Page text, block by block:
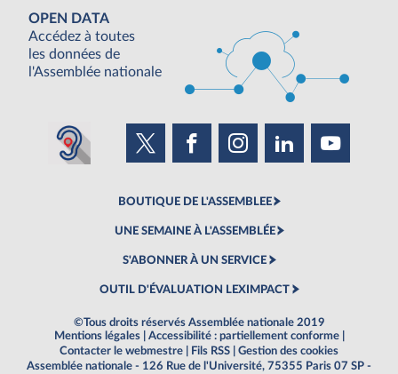
OPEN DATA
Accédez à toutes
les données de
l'Assemblée nationale
BOUTIQUE DE L'ASSEMBLEE
UNE SEMAINE À L'ASSEMBLÉE
S'ABONNER À UN SERVICE
OUTIL D'ÉVALUATION LEXIMPACT
©Tous droits réservés Assemblée nationale 2019
Mentions légales
Accessibilité : partiellement conforme
Contacter le webmestre
Fils RSS
Gestion des cookies
Assemblée nationale - 126 Rue de l'Université, 75355 Paris 07 SP -